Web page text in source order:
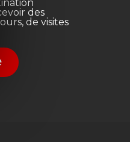
des
de visites